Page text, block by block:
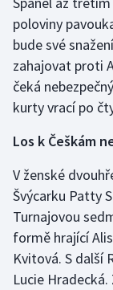
Jezdectví
Judo
Krasobruslení
Moderní
Motorsport
Olympijské hry
poloviny
bude své
zahajovat proti
čeká
kurty vrací po
Los k Češkám
V ženské
Švýcarku Patty
Turnajovou
formě hrající
Kvitová. S další
Lucie